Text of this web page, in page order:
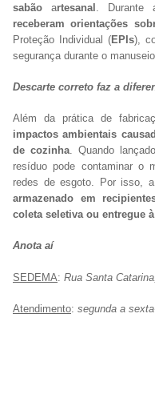
sabão artesanal
. Durante
receberam orientações
Proteção Individual (EPIs),
segurança durante o
Descarte correto faz a
Além da prática de
impactos ambientais
de cozinha. Quando
resíduo pode contaminar o
redes de esgoto. Por isso, a
armazenado em
coleta seletiva ou entregue
Anota aí
SEDEMA: Rua Santa
Atendimento: segunda a